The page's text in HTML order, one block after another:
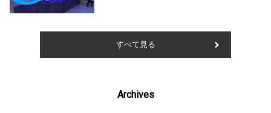
すべて見る
Archives